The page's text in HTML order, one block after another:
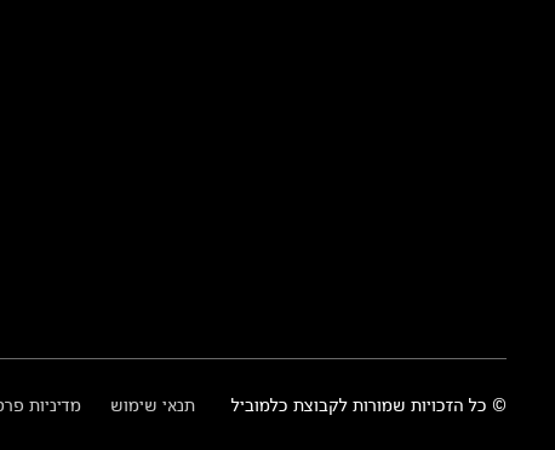
© כל הזכויות שמורות לקבוצת כלמוביל תנאי שימוש מדיניות